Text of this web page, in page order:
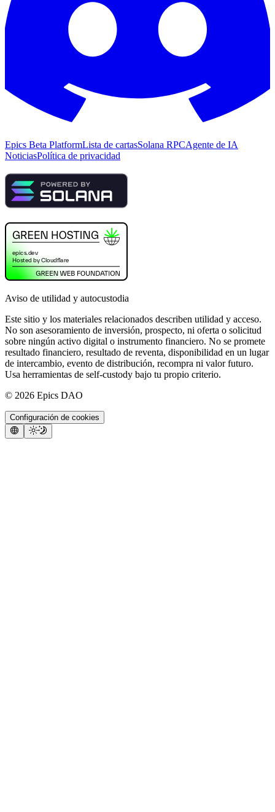
Epics Beta PlatformLista de cartasSolana RPCAgente de IA
NoticiasPolítica de privacidad
Aviso de utilidad y autocustodia
Este sitio y los materiales relacionados describen utilidad y acceso.
No son asesoramiento de inversión, prospecto, ni oferta o solicitud
sobre ningún activo digital o instrumento financiero. No se promete
resultado financiero, resultado de reventa, disponibilidad en un lugar
de intercambio, evento de distribución, recompra ni valor futuro.
Usa herramientas de self-custody bajo tu propio criterio.
© 2026 Epics DAO
Configuración de cookies